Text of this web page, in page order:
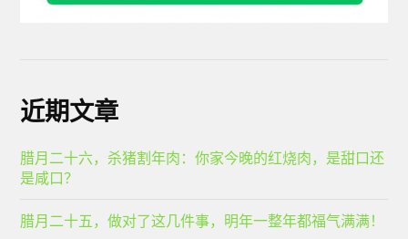
近期文章
腊月二十六，杀猪割年肉：你家今晚的红烧肉，是甜口还
是咸口？
腊月二十五，做对了这几件事，明年一整年都福气满满！